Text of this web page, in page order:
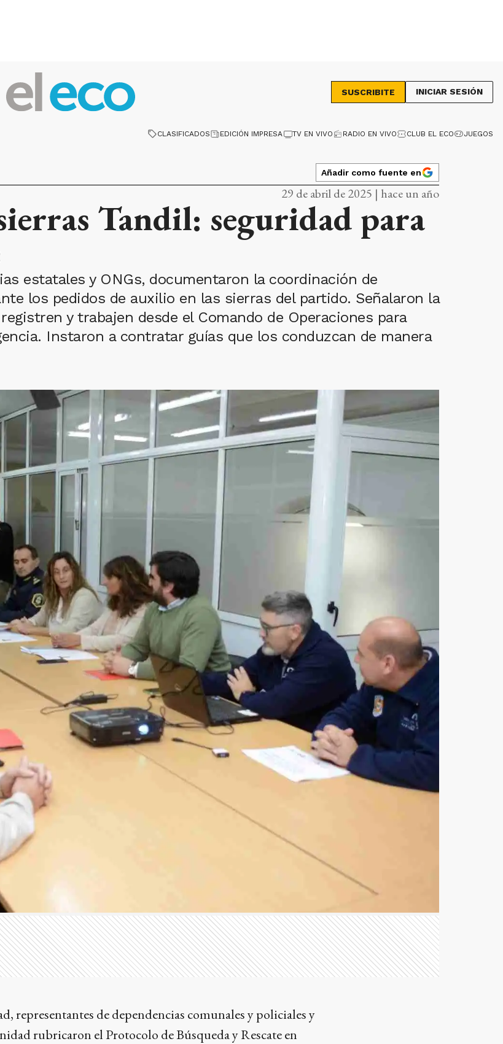
SUSCRIBITE INICIAR SESIÓN
CLASIFICADOS EDICIÓN IMPRESA TV EN VIVO RADIO EN VIVO CLUB EL ECO JUEGOS
Añadir como fuente en
29 de abril de 2025 | hace un año
Tandil: seguridad para
estatales y ONGs, documentaron la coordinación de
los pedidos de auxilio en las sierras del partido. Señalaron la
y trabajen desde el Comando de Operaciones para
Instaron a contratar guías que los conduzcan de manera
representantes de dependencias comunales y policiales y
rubricaron el Protocolo de Búsqueda y Rescate en